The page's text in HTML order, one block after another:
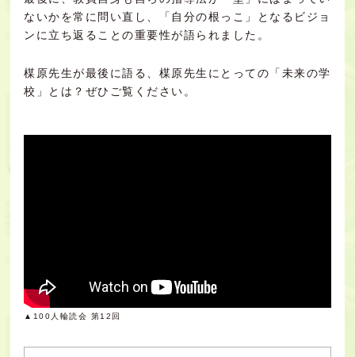
ないかを常に問い直し、
「自分の根っこ」となるビジョ
ンに立ち返ることの重要性が語られました。
楳原先生が最後に語る、楳原先生にとっての「未来の学
校」とは？ぜひご覧ください。
▲100人輪読会 第12回